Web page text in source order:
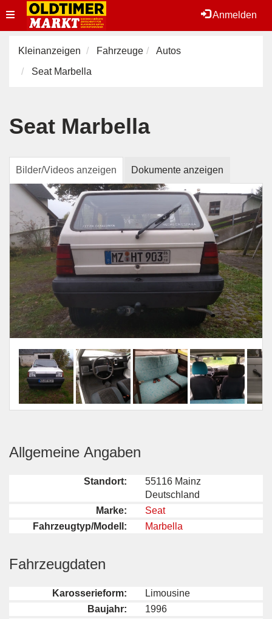
Anmelden
Toggle
navigation
Kleinanzeigen Fahrzeuge
Autos
Seat Marbella
Seat Marbella
Bilder/Videos anzeigen Dokumente anzeigen
Allgemeine Angaben
Standort:
55116 Mainz
Deutschland
Marke:
Seat
Fahrzeugtyp/Modell:
Marbella
Fahrzeugdaten
Karosserieform:
Limousine
Baujahr:
1996